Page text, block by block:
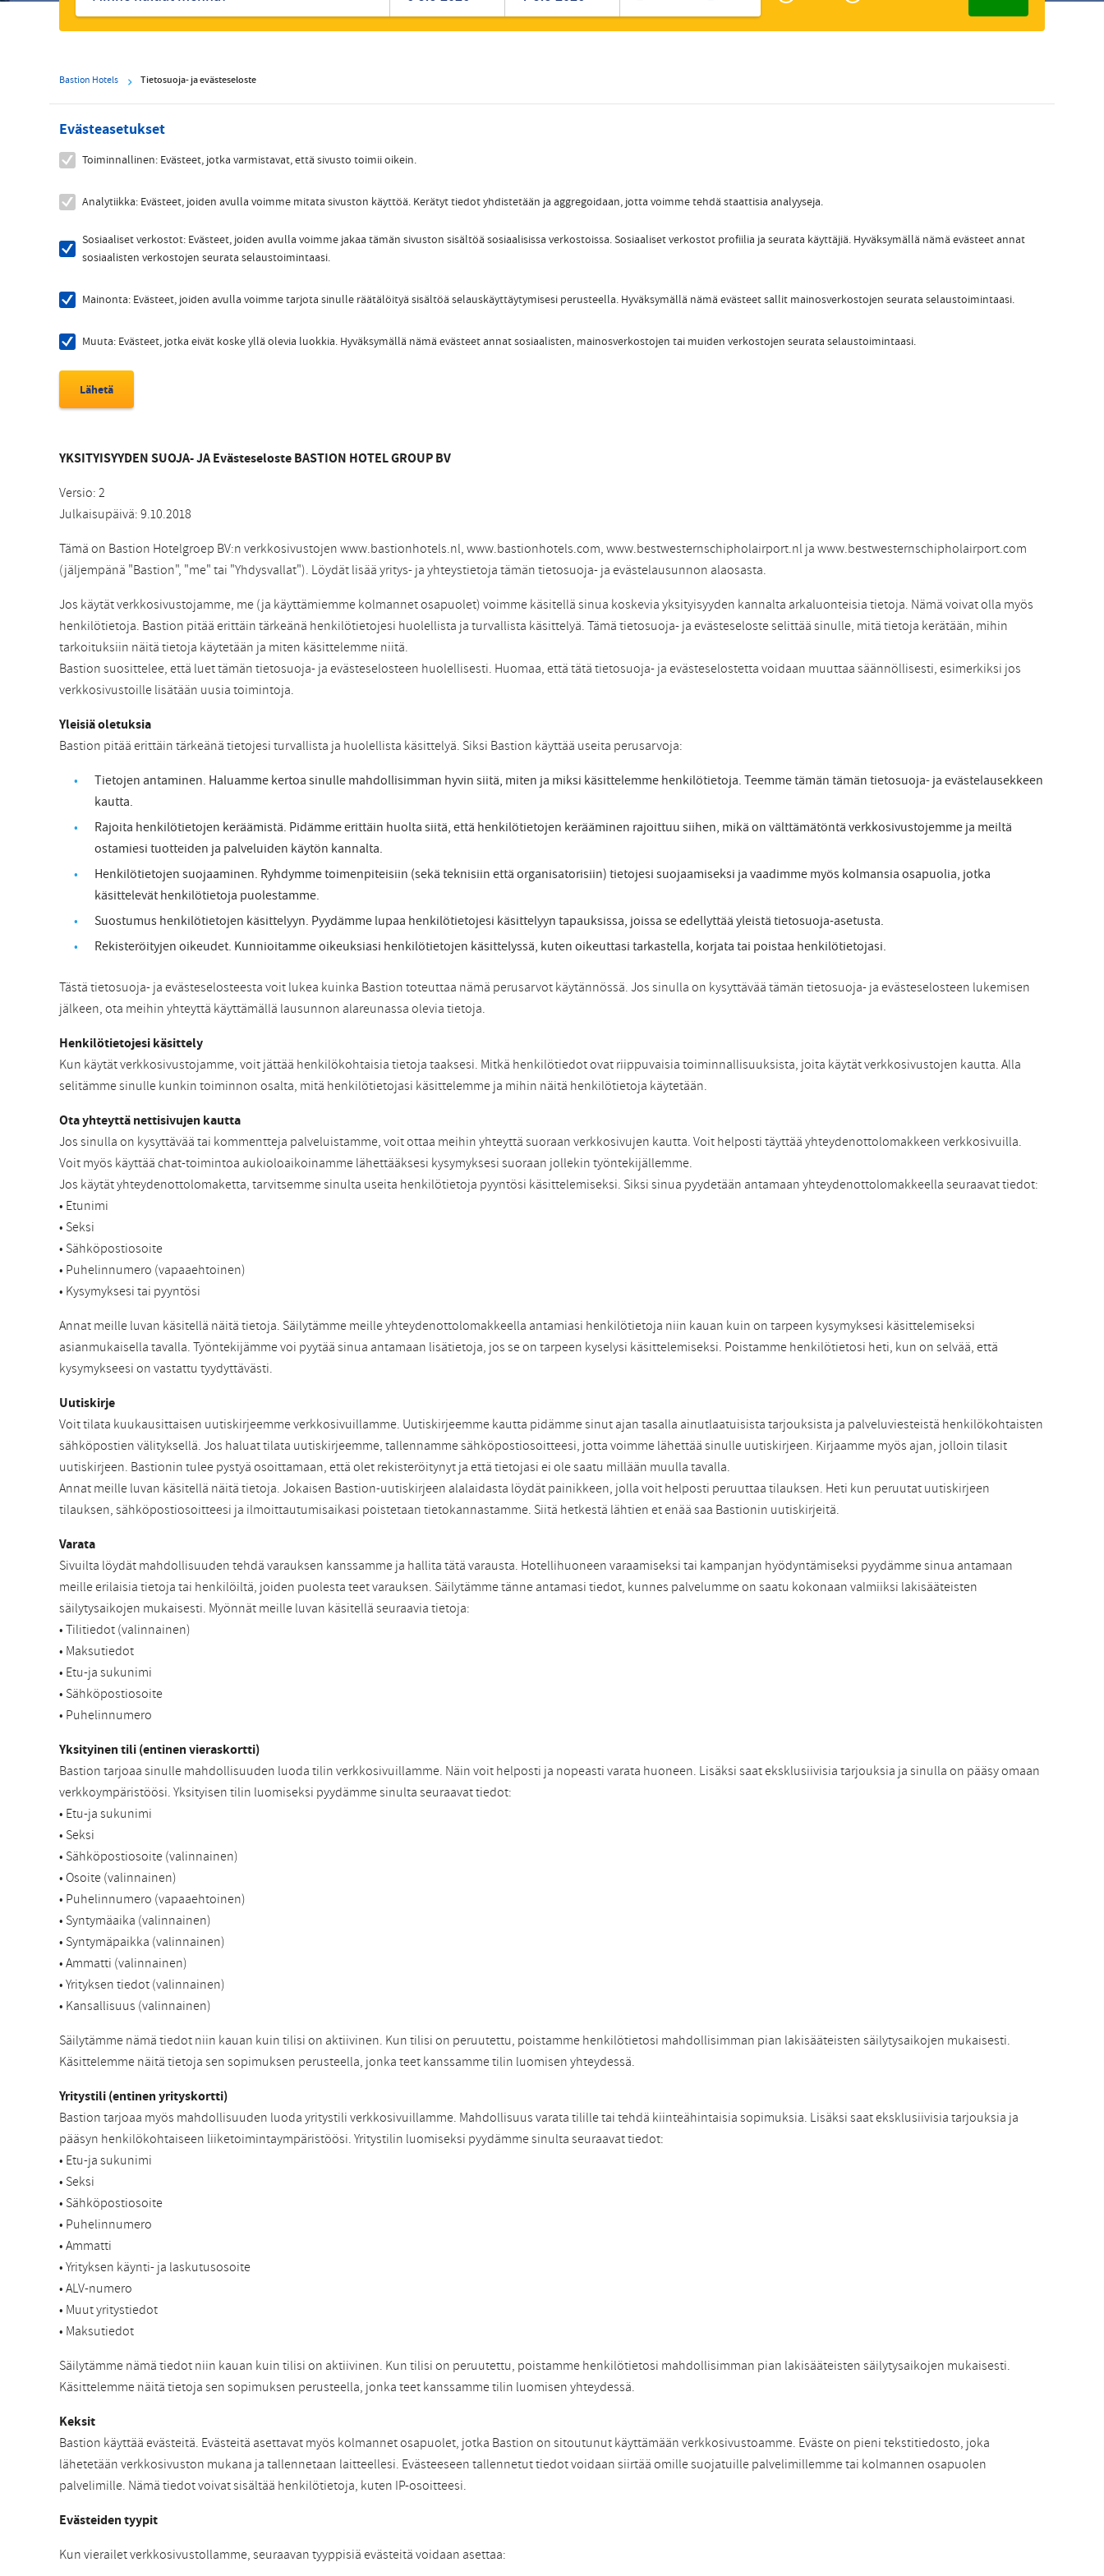
Romanian Turkish
Bastion Hotels Tietosuoja- ja evästeseloste
Evästeasetukset
Toiminnallinen: Evästeet, jotka varmistavat, että sivusto toimii oikein.
Analytiikka: Evästeet, joiden avulla voimme mitata sivuston käyttöä. Kerätyt tiedot yhdistetään ja aggregoidaan, jotta voimme tehdä staattisia analyyseja.
Sosiaaliset verkostot: Evästeet, joiden avulla voimme jakaa tämän sivuston sisältöä sosiaalisissa verkostoissa. Sosiaaliset verkostot profiilia ja seurata käyttäjiä. Hyväksymällä nämä evästeet annat
sosiaalisten verkostojen seurata selaustoimintaasi.
Mainonta: Evästeet, joiden avulla voimme tarjota sinulle räätälöityä sisältöä selauskäyttäytymisesi perusteella. Hyväksymällä nämä evästeet sallit mainosverkostojen seurata selaustoimintaasi.
Muuta: Evästeet, jotka eivät koske yllä olevia luokkia. Hyväksymällä nämä evästeet annat sosiaalisten, mainosverkostojen tai muiden verkostojen seurata selaustoimintaasi.
YKSITYISYYDEN SUOJA- JA Evästeseloste BASTION HOTEL GROUP BV
Versio: 2
Julkaisupäivä: 9.10.2018
Tämä on Bastion Hotelgroep BV:n verkkosivustojen www.bastionhotels.nl, www.bastionhotels.com, www.bestwesternschipholairport.nl ja www.bestwesternschipholairport.com
(jäljempänä "Bastion", "me" tai "Yhdysvallat"). Löydät lisää yritys- ja yhteystietoja tämän tietosuoja- ja evästelausunnon alaosasta.
Jos käytät verkkosivustojamme, me (ja käyttämiemme kolmannet osapuolet) voimme käsitellä sinua koskevia yksityisyyden kannalta arkaluonteisia tietoja. Nämä voivat olla myös
henkilötietoja. Bastion pitää erittäin tärkeänä henkilötietojesi huolellista ja turvallista käsittelyä. Tämä tietosuoja- ja evästeseloste selittää sinulle, mitä tietoja kerätään, mihin
tarkoituksiin näitä tietoja käytetään ja miten käsittelemme niitä.
Bastion suosittelee, että luet tämän tietosuoja- ja evästeselosteen huolellisesti. Huomaa, että tätä tietosuoja- ja evästeselostetta voidaan muuttaa säännöllisesti, esimerkiksi jos
verkkosivustoille lisätään uusia toimintoja.
Yleisiä oletuksia
Bastion pitää erittäin tärkeänä tietojesi turvallista ja huolellista käsittelyä. Siksi Bastion käyttää useita perusarvoja:
Tietojen antaminen. Haluamme kertoa sinulle mahdollisimman hyvin siitä, miten ja miksi käsittelemme henkilötietoja. Teemme tämän tämän tietosuoja- ja evästelausekkeen
kautta.
Rajoita henkilötietojen keräämistä. Pidämme erittäin huolta siitä, että henkilötietojen kerääminen rajoittuu siihen, mikä on välttämätöntä verkkosivustojemme ja meiltä
ostamiesi tuotteiden ja palveluiden käytön kannalta.
Henkilötietojen suojaaminen. Ryhdymme toimenpiteisiin (sekä teknisiin että organisatorisiin) tietojesi suojaamiseksi ja vaadimme myös kolmansia osapuolia, jotka
käsittelevät henkilötietoja puolestamme.
Suostumus henkilötietojen käsittelyyn. Pyydämme lupaa henkilötietojesi käsittelyyn tapauksissa, joissa se edellyttää yleistä tietosuoja-asetusta.
Rekisteröityjen oikeudet. Kunnioitamme oikeuksiasi henkilötietojen käsittelyssä, kuten oikeuttasi tarkastella, korjata tai poistaa henkilötietojasi.
Tästä tietosuoja- ja evästeselosteesta voit lukea kuinka Bastion toteuttaa nämä perusarvot käytännössä. Jos sinulla on kysyttävää tämän tietosuoja- ja evästeselosteen lukemisen
jälkeen, ota meihin yhteyttä käyttämällä lausunnon alareunassa olevia tietoja.
Henkilötietojesi käsittely
Kun käytät verkkosivustojamme, voit jättää henkilökohtaisia tietoja taaksesi. Mitkä henkilötiedot ovat riippuvaisia toiminnallisuuksista, joita käytät verkkosivustojen kautta. Alla
selitämme sinulle kunkin toiminnon osalta, mitä henkilötietojasi käsittelemme ja mihin näitä henkilötietoja käytetään.
Ota yhteyttä nettisivujen kautta
Jos sinulla on kysyttävää tai kommentteja palveluistamme, voit ottaa meihin yhteyttä suoraan verkkosivujen kautta. Voit helposti täyttää yhteydenottolomakkeen verkkosivuilla.
Voit myös käyttää chat-toimintoa aukioloaikoinamme lähettääksesi kysymyksesi suoraan jollekin työntekijällemme.
Jos käytät yhteydenottolomaketta, tarvitsemme sinulta useita henkilötietoja pyyntösi käsittelemiseksi. Siksi sinua pyydetään antamaan yhteydenottolomakkeella seuraavat tiedot:
• Etunimi
• Seksi
• Sähköpostiosoite
• Puhelinnumero (vapaaehtoinen)
• Kysymyksesi tai pyyntösi
Annat meille luvan käsitellä näitä tietoja. Säilytämme meille yhteydenottolomakkeella antamiasi henkilötietoja niin kauan kuin on tarpeen kysymyksesi käsittelemiseksi
asianmukaisella tavalla. Työntekijämme voi pyytää sinua antamaan lisätietoja, jos se on tarpeen kyselysi käsittelemiseksi. Poistamme henkilötietosi heti, kun on selvää, että
kysymykseesi on vastattu tyydyttävästi.
Uutiskirje
Voit tilata kuukausittaisen uutiskirjeemme verkkosivuillamme. Uutiskirjeemme kautta pidämme sinut ajan tasalla ainutlaatuisista tarjouksista ja palveluviesteistä henkilökohtaisten
sähköpostien välityksellä. Jos haluat tilata uutiskirjeemme, tallennamme sähköpostiosoitteesi, jotta voimme lähettää sinulle uutiskirjeen. Kirjaamme myös ajan, jolloin tilasit
uutiskirjeen. Bastionin tulee pystyä osoittamaan, että olet rekisteröitynyt ja että tietojasi ei ole saatu millään muulla tavalla.
Annat meille luvan käsitellä näitä tietoja. Jokaisen Bastion-uutiskirjeen alalaidasta löydät painikkeen, jolla voit helposti peruuttaa tilauksen. Heti kun peruutat uutiskirjeen
tilauksen, sähköpostiosoitteesi ja ilmoittautumisaikasi poistetaan tietokannastamme. Siitä hetkestä lähtien et enää saa Bastionin uutiskirjeitä.
Varata
Sivuilta löydät mahdollisuuden tehdä varauksen kanssamme ja hallita tätä varausta. Hotellihuoneen varaamiseksi tai kampanjan hyödyntämiseksi pyydämme sinua antamaan
meille erilaisia tietoja tai henkilöiltä, joiden puolesta teet varauksen. Säilytämme tänne antamasi tiedot, kunnes palvelumme on saatu kokonaan valmiiksi lakisääteisten
säilytysaikojen mukaisesti. Myönnät meille luvan käsitellä seuraavia tietoja:
• Tilitiedot (valinnainen)
• Maksutiedot
• Etu-ja sukunimi
• Sähköpostiosoite
• Puhelinnumero
Yksityinen tili (entinen vieraskortti)
Bastion tarjoaa sinulle mahdollisuuden luoda tilin verkkosivuillamme. Näin voit helposti ja nopeasti varata huoneen. Lisäksi saat eksklusiivisia tarjouksia ja sinulla on pääsy omaan
verkkoympäristöösi. Yksityisen tilin luomiseksi pyydämme sinulta seuraavat tiedot:
• Etu-ja sukunimi
• Seksi
• Sähköpostiosoite (valinnainen)
• Osoite (valinnainen)
• Puhelinnumero (vapaaehtoinen)
• Syntymäaika (valinnainen)
• Syntymäpaikka (valinnainen)
• Ammatti (valinnainen)
• Yrityksen tiedot (valinnainen)
• Kansallisuus (valinnainen)
Säilytämme nämä tiedot niin kauan kuin tilisi on aktiivinen. Kun tilisi on peruutettu, poistamme henkilötietosi mahdollisimman pian lakisääteisten säilytysaikojen mukaisesti.
Käsittelemme näitä tietoja sen sopimuksen perusteella, jonka teet kanssamme tilin luomisen yhteydessä.
Yritystili (entinen yrityskortti)
Bastion tarjoaa myös mahdollisuuden luoda yritystili verkkosivuillamme. Mahdollisuus varata tilille tai tehdä kiinteähintaisia sopimuksia. Lisäksi saat eksklusiivisia tarjouksia ja
pääsyn henkilökohtaiseen liiketoimintaympäristöösi. Yritystilin luomiseksi pyydämme sinulta seuraavat tiedot:
• Etu-ja sukunimi
• Seksi
• Sähköpostiosoite
• Puhelinnumero
• Ammatti
• Yrityksen käynti- ja laskutusosoite
• ALV-numero
• Muut yritystiedot
• Maksutiedot
Säilytämme nämä tiedot niin kauan kuin tilisi on aktiivinen. Kun tilisi on peruutettu, poistamme henkilötietosi mahdollisimman pian lakisääteisten säilytysaikojen mukaisesti.
Käsittelemme näitä tietoja sen sopimuksen perusteella, jonka teet kanssamme tilin luomisen yhteydessä.
Keksit
Bastion käyttää evästeitä. Evästeitä asettavat myös kolmannet osapuolet, jotka Bastion on sitoutunut käyttämään verkkosivustoamme. Eväste on pieni tekstitiedosto, joka
lähetetään verkkosivuston mukana ja tallennetaan laitteellesi. Evästeeseen tallennetut tiedot voidaan siirtää omille suojatuille palvelimillemme tai kolmannen osapuolen
palvelimille. Nämä tiedot voivat sisältää henkilötietoja, kuten IP-osoitteesi.
Evästeiden tyypit
Kun vierailet verkkosivustollamme, seuraavan tyyppisiä evästeitä voidaan asettaa: